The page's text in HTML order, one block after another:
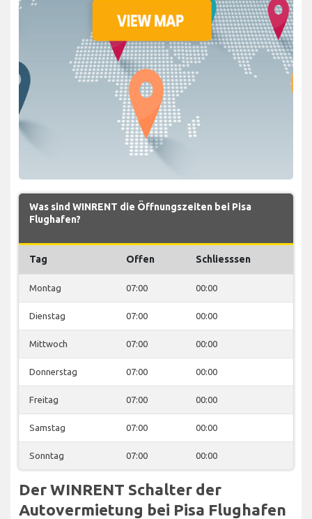
Was sind WINRENT die Öffnungszeiten bei Pisa
Flughafen?
Tag Offen Schliesssen
Montag 07:00 00:00
Dienstag 07:00 00:00
Mittwoch 07:00 00:00
Donnerstag 07:00 00:00
Freitag 07:00 00:00
Samstag 07:00 00:00
Sonntag 07:00 00:00
Der WINRENT Schalter der
Autovermietung bei Pisa Flughafen